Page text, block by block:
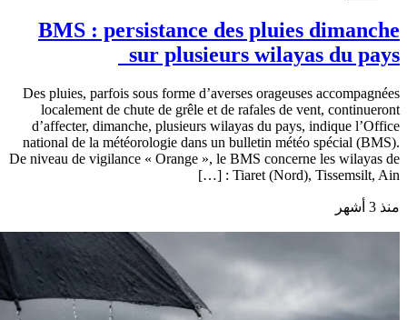
BMS : persistance des pluies dimanche
sur plusieurs wilayas du pays
Des pluies, parfois sous forme d’averses orageuses accompagnées
localement de chute de grêle et de rafales de vent, continueront
d’affecter, dimanche, plusieurs wilayas du pays, indique l’Office
national de la météorologie dans un bulletin météo spécial (BMS).
De niveau de vigilance « Orange », le BMS concerne les wilayas de
: Tiaret (Nord), Tissemsilt, Ain […]
منذ 3 أشهر